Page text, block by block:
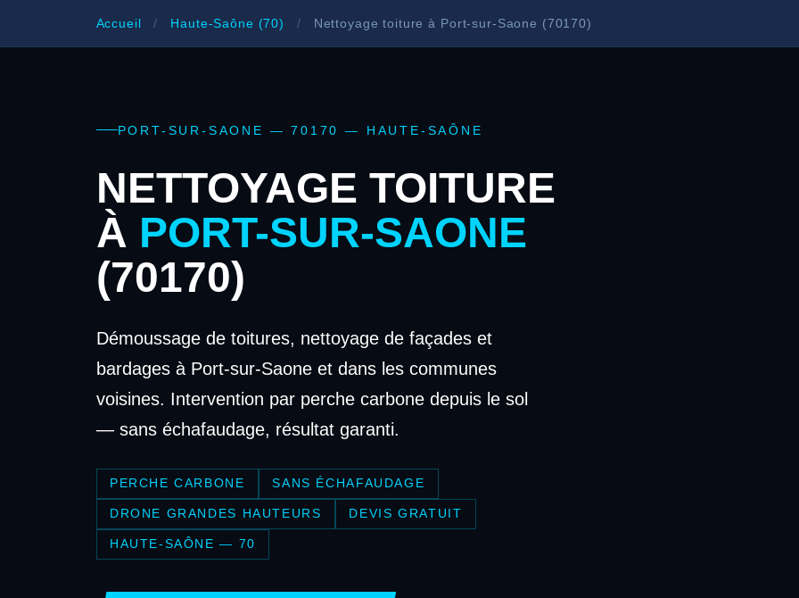
Accueil / Haute-Saône (70) / Nettoyage toiture à Port-sur-Saone (70170)
PORT-SUR-SAONE — 70170 — HAUTE-SAÔNE
NETTOYAGE TOITURE
À PORT-SUR-SAONE
(70170)
Démoussage de toitures, nettoyage de façades et
bardages à Port-sur-Saone et dans les communes
voisines. Intervention par perche carbone depuis le sol
— sans échafaudage, résultat garanti.
PERCHE CARBONE SANS ÉCHAFAUDAGE
DRONE GRANDES HAUTEURS DEVIS GRATUIT
HAUTE-SAÔNE — 70